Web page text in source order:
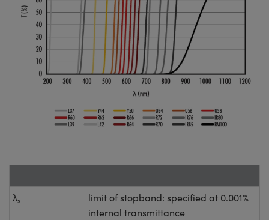
λs
limit of stopband: specified at 0.001%
internal transmittance